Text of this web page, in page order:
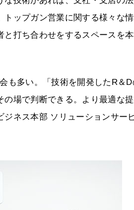
ップガン営業に関する様々な
打ち合わせをするスペースを
も多い。「技術を開発したR＆
場で判断できる。より最適な
ネス本部 ソリューションサー